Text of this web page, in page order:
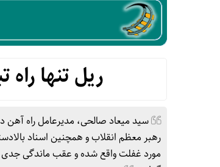
ریل تنها
سید میعاد صالحی، مدیرعامل راه آهن
رهبر معظم انقلاب و همچنین اسناد
مورد غفلت واقع شده و عقب ماندگی جدی